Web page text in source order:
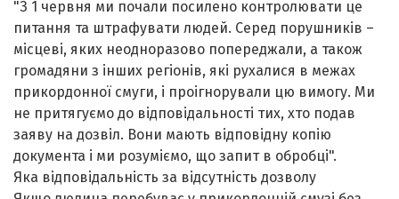
"З 1 червня ми почали посилено контролювати це
питання та штрафувати людей. Серед порушників –
місцеві, яких неодноразово попереджали, а також
громадяни з інших регіонів, які рухалися в межах
прикордонної смуги, і проігнорували цю вимогу. Ми
не притягуємо до відповідальності тих, хто подав
заяву на дозвіл. Вони мають відповідну копію
документа і ми розуміємо, що запит в обробці".
Яка відповідальність за відсутність дозволу